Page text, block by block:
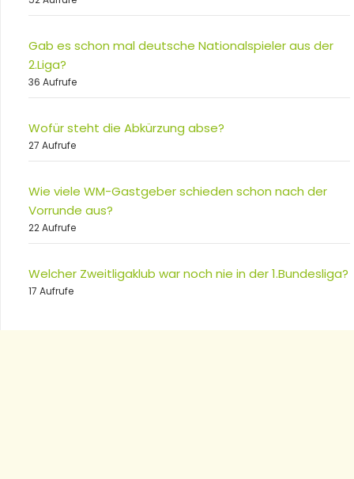
Gab es schon mal deutsche Nationalspieler aus der
2.Liga?
36 Aufrufe
Wofür steht die Abkürzung abse?
27 Aufrufe
Wie viele WM-Gastgeber schieden schon nach der
Vorrunde aus?
22 Aufrufe
Welcher Zweitligaklub war noch nie in der 1.Bundesliga?
17 Aufrufe